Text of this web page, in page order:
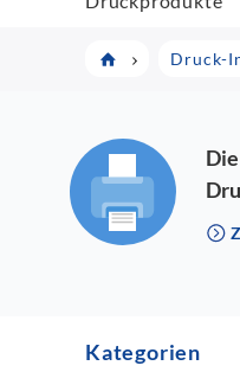
Druck-
Kategorien